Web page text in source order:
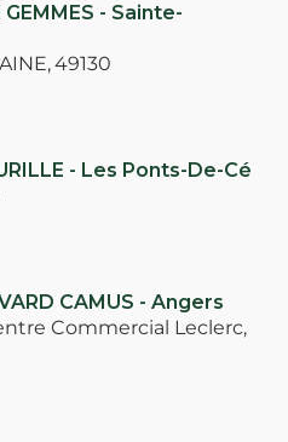
GEMMES - Sainte-
49130
- Les Ponts-De-Cé
CAMUS - Angers
Commercial Leclerc,